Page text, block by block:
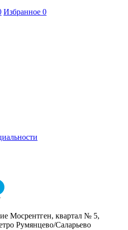
Избранное 0
Мосрентген, квартал № 5,
Румянцево/Саларьево